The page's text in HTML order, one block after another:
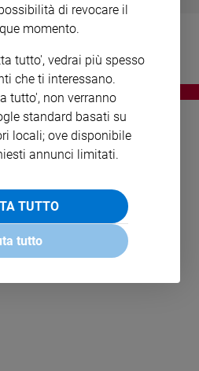
NOTE LEGALI
INFORMATIVA
WHISTLEBLOWING
SOCIAL
di revocare il
momento.
tutto', vedrai più spesso
che ti interessano.
tutto', non verranno
standard basati su
locali; ove disponibile
annunci limitati.
TUTTO
tutto